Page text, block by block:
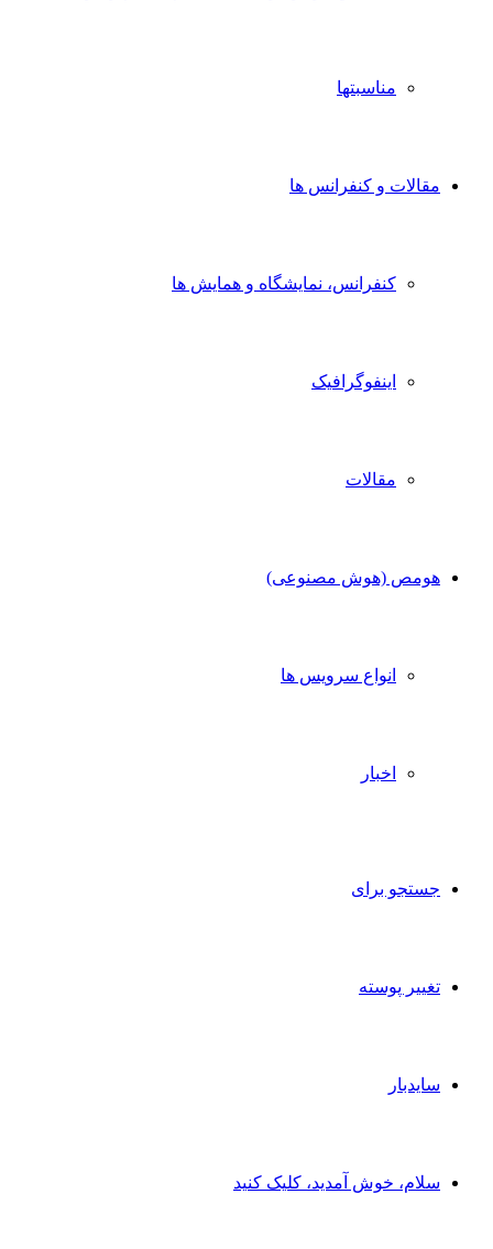
مناسبتها
مقالات و کنفرانس ها
کنفرانس، نمایشگاه و همایش ها
اینفوگرافیک
مقالات
هومص (هوش مصنوعی)
انواع سرویس ها
اخبار
جستجو برای
تغییر پوسته
سایدبار
سلام، خوش آمدید، کلیک کنید